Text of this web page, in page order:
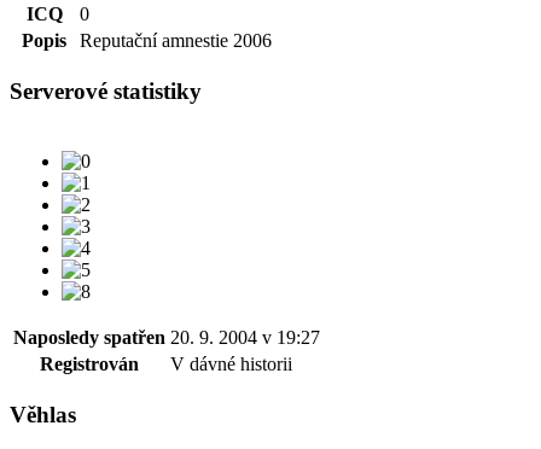
ICQ
0
Popis
Reputační amnestie 2006
Serverové statistiky
Naposledy spatřen 20. 9. 2004 v 19:27
Registrován
V dávné historii
Věhlas